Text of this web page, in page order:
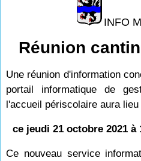
INFO
Réunion
Une réunion d'information
portail informatique de
l'accueil périscolaire aura lieu
ce jeudi 21 octobre 2021
Ce nouveau service